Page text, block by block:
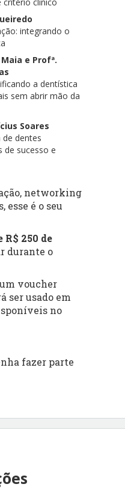
integrando o
e Profª.
a dentística
sem abrir mão da
Soares
de dentes
de sucesso e
networking
esse é o seu
R$ 250 de
durante o
voucher
ser usado em
no
fazer parte